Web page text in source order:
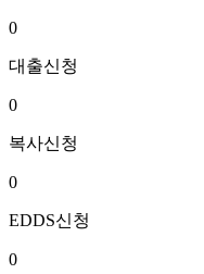
0
대출신청
0
복사신청
0
EDDS신청
0